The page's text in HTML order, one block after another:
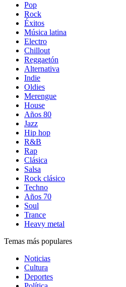
Pop
Rock
Éxitos
Música latina
Electro
Chillout
Reggaetón
Alternativa
Indie
Oldies
Merengue
House
Años 80
Jazz
Hip hop
R&B
Rap
Clásica
Salsa
Rock clásico
Techno
Años 70
Soul
Trance
Heavy metal
Temas más populares
Noticias
Cultura
Deportes